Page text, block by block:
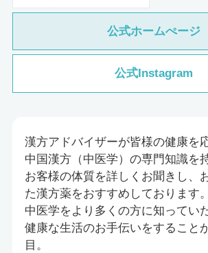
公式ホームぺージ
公式Instagram
漢方アドバイザーが皆様の健康を
中国漢方（中医学）の専門知識を
お客様の体質を詳しくお聞きし、
た漢方薬をおすすめしております。
中医学をより多くの方に知ってい
健康な生活のお手伝いをすること
目。